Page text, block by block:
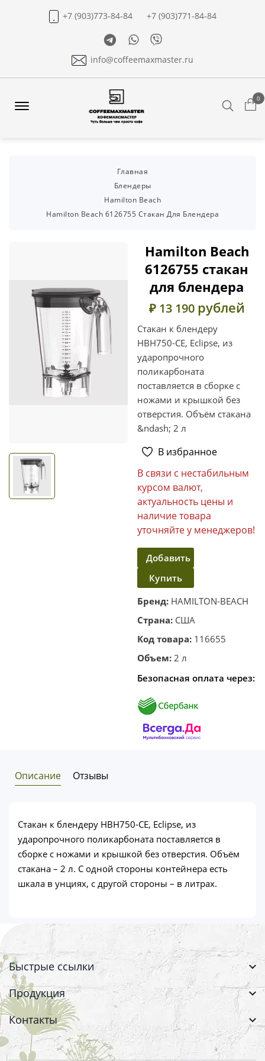
+7 (903)773-84-84
+7 (903)771-84-84
TelegramWhatsapp
Viber
info@coffeemaxmaster.ru
0
Главная
Блендеры
Hamilton Beach
Hamilton Beach 6126755 Cтакан Для Блендера
Hamilton Beach
6126755 cтакан
для блендера
₽ 13 190 рублей
Стакан к блендеру
HBH750-CE, Eclipse, из
ударопрочного
поликарбоната
поставляется в сборке с
ножами и крышкой без
отверстия. Объём стакана
&ndash; 2 л
В избранное
В связи с нестабильным
курсом валют,
актуальность цены и
наличие товара
уточняйте у менеджеров!
Добавить
в
корзину
Купить
в один
клик
Бренд: HAMILTON-BEACH
Страна: США
Код товара: 116655
Объем: 2 л
Безопасная оплата через:
Описание Отзывы
Стакан к блендеру HBH750-CE, Eclipse, из
ударопрочного поликарбоната поставляется в
сборке с ножами и крышкой без отверстия. Объём
стакана – 2 л. С одной стороны контейнера есть
шкала в унциях, с другой стороны – в литрах.
Быстрые ссылки
Продукция
Контакты